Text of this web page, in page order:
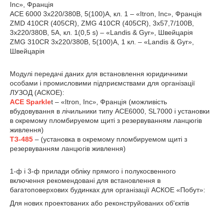
Inc», Франція
ACE 6000 3х220/380В, 5(100)А, кл. 1 – «Itron, Inc», Франція
ZMD 410CR (405CR), ZMG 410CR (405CR), 3х57,7/100В,
3х220/380В, 5А, кл. 1(0,5 s) – «Landis & Gyr», Швейцарія
ZMG 310CR 3х220/380В, 5(100)А, 1 кл. – «Landis & Gyr»,
Швейцарія
Модулі передачі даних для встановлення юридичними
особами і промисловими підприємствами для організації
ЛУЗОД (АСКОЕ):
ACE Sparklet – «Itron, Inc», Франція (можливість
вбудовування в лічильники типу ACE6000, SL7000 і установки
в окремому пломбируемом щиті з резервуванням ланцюгів
живлення)
ТЗ-485 – (установка в окремому пломбируемом щиті з
резервуванням ланцюгів живлення)
1-ф і 3-ф прилади обліку прямого і полукосвенного
включення рекомендовані для встановлення в
багатоповерхових будинках для організації АСКОЕ «Побут»:
Для нових проектованих або реконструйованих об'єктів